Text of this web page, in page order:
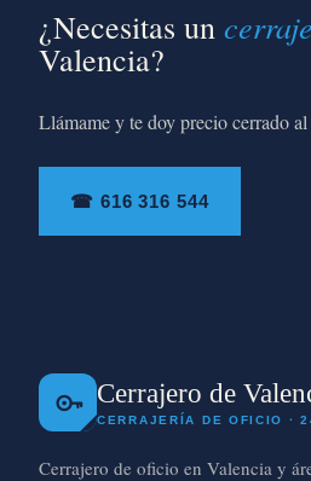
¿Necesitas un
Valencia?
Llámame y te doy precio cerrado
☎ 616 316 544
Cerrajero de
CERRAJERÍA DE OFICIO ·
Cerrajero de oficio en Valencia y